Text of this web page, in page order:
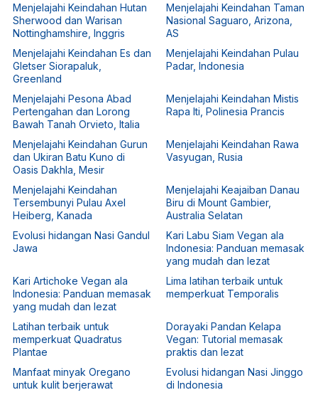
Menjelajahi Keindahan Hutan
Sherwood dan Warisan
Nottinghamshire, Inggris
Menjelajahi Keindahan Taman
Nasional Saguaro, Arizona,
AS
Menjelajahi Keindahan Es dan
Gletser Siorapaluk,
Greenland
Menjelajahi Keindahan Pulau
Padar, Indonesia
Menjelajahi Pesona Abad
Pertengahan dan Lorong
Bawah Tanah Orvieto, Italia
Menjelajahi Keindahan Mistis
Rapa Iti, Polinesia Prancis
Menjelajahi Keindahan Gurun
dan Ukiran Batu Kuno di
Oasis Dakhla, Mesir
Menjelajahi Keindahan Rawa
Vasyugan, Rusia
Menjelajahi Keindahan
Tersembunyi Pulau Axel
Heiberg, Kanada
Menjelajahi Keajaiban Danau
Biru di Mount Gambier,
Australia Selatan
Evolusi hidangan Nasi Gandul
Jawa
Kari Labu Siam Vegan ala
Indonesia: Panduan memasak
yang mudah dan lezat
Kari Artichoke Vegan ala
Indonesia: Panduan memasak
yang mudah dan lezat
Lima latihan terbaik untuk
memperkuat Temporalis
Latihan terbaik untuk
memperkuat Quadratus
Plantae
Dorayaki Pandan Kelapa
Vegan: Tutorial memasak
praktis dan lezat
Manfaat minyak Oregano
untuk kulit berjerawat
Evolusi hidangan Nasi Jinggo
di Indonesia